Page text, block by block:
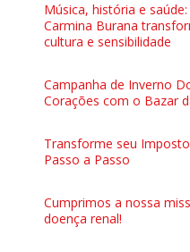
Música, história e
Carmina Burana
cultura e sensibilidade
Campanha de Inverno
Corações com o Bazar
Transforme seu
Passo a Passo
Cumprimos a nossa
doença renal!